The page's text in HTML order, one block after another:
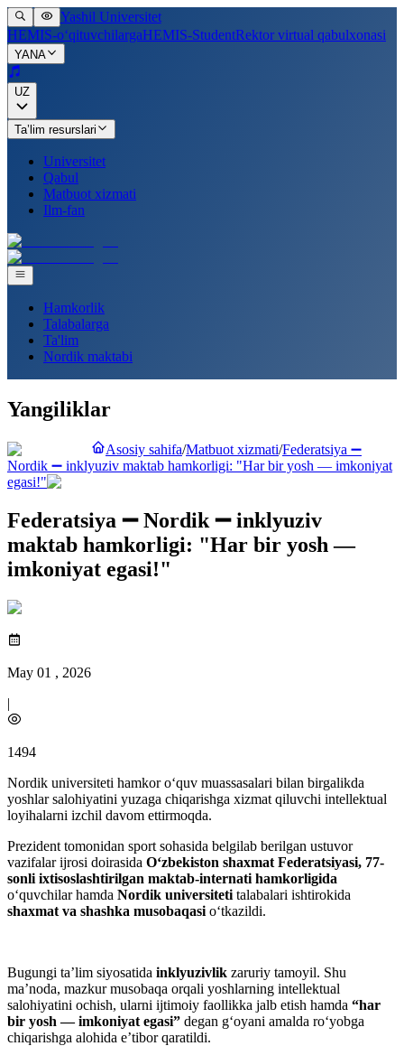
Yashil Universitet
HEMIS-o‘qituvchilargaHEMIS-StudentRektor virtual qabulxonasi
YANA
UZ
Ta’lim resurslari
Universitet
Qabul
Matbuot xizmati
Ilm-fan
Hamkorlik
Talabalarga
Ta'lim
Nordik maktabi
Yangiliklar
Asosiy sahifa/Matbuot xizmati/Federatsiya ➖
Nordik ➖ inklyuziv maktab hamkorligi: "Har bir yosh — imkoniyat
egasi!"
Federatsiya ➖ Nordik ➖ inklyuziv
maktab hamkorligi: "Har bir yosh —
imkoniyat egasi!"
May 01 , 2026
|
1494
Nordik universiteti hamkor o‘quv muassasalari bilan birgalikda
yoshlar salohiyatini yuzaga chiqarishga xizmat qiluvchi intellektual
loyihalarni izchil davom ettirmoqda.
Prezident tomonidan sport sohasida belgilab berilgan ustuvor
vazifalar ijrosi doirasida O‘zbekiston shaxmat Federatsiyasi, 77-
sonli ixtisoslashtirilgan maktab-internati hamkorligida
o‘quvchilar hamda Nordik universiteti talabalari ishtirokida
shaxmat va shashka musobaqasi o‘tkazildi.
Bugungi ta’lim siyosatida inklyuzivlik zaruriy tamoyil. Shu
maʼnoda, mazkur musobaqa orqali yoshlarning intellektual
salohiyatini ochish, ularni ijtimoiy faollikka jalb etish hamda “har
bir yosh — imkoniyat egasi” degan g‘oyani amalda ro‘yobga
chiqarishga alohida e’tibor qaratildi.